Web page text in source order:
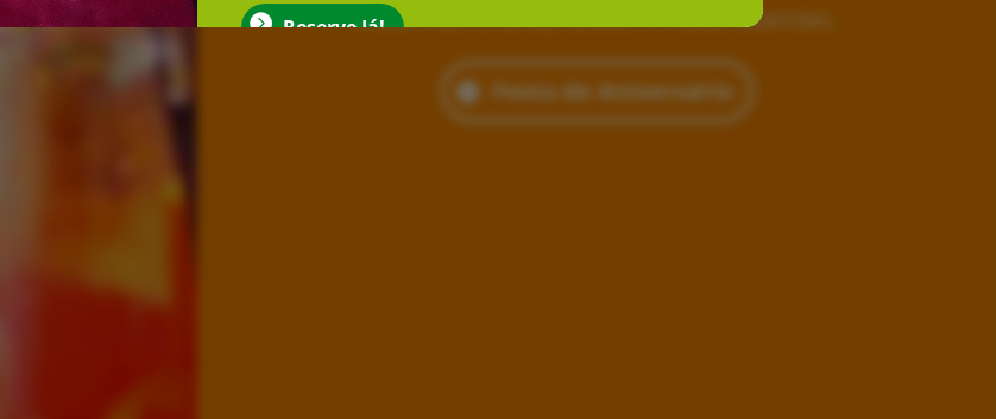
muito mais e, ainda, acesso a muitas diversões.
Festa de Aniversário
Reserve Já!